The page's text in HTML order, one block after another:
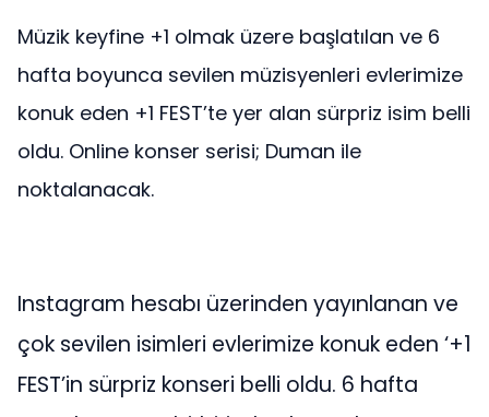
Müzik keyfine +1 olmak üzere başlatılan ve 6
hafta boyunca sevilen müzisyenleri evlerimize
konuk eden +1 FEST’te yer alan sürpriz isim belli
oldu. Online konser serisi; Duman ile
noktalanacak.
Instagram hesabı üzerinden yayınlanan ve
çok sevilen isimleri evlerimize konuk eden ‘+1
FEST’in sürpriz konseri belli oldu. 6 hafta